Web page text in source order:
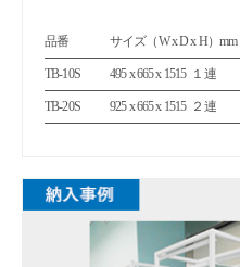
品番 サイズ（W x D x H）mm
TB-10S 495 x 665 x 1515 １連
TB-20S 925 x 665 x 1515 ２連